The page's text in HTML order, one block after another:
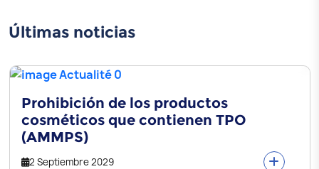
Últimas noticias
Prohibición de los productos
cosméticos que contienen TPO
(AMMPS)
2 Septiembre 2029